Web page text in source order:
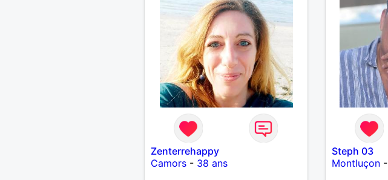
Zenterrehappy
Camors- 38 ans
Steph 03
Montluçon-